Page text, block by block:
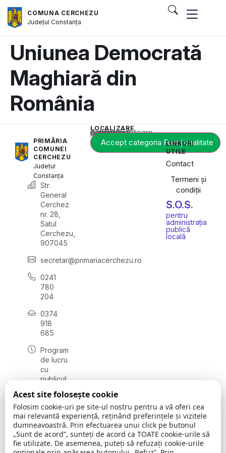
COMUNA CERCHEZU
JudețulConstanța
Uniunea Democrată
Maghiară din
România
PRIMĂRIA
COMUNEI
CERCHEZU
Județul
Constanța
Str.
General
Cerchez
nr. 28,
Satul
Cerchezu,
907045
secretar@primariacerchezu.ro
0241
780
204
0374
918
685
Program
de lucru
cu
publicul:
08:00 -
16:30
, vineri:
08:00 -
14:00
LOCALIZARE
Acest conținut este blocat până când acceptați categoria corespunzătoare de cookie-uri.
Accept categoria Funcționalitate
LINKURI
UTILE
Contact
Termeni și
condiții
S.O.S.
pentru
administrația
publică
locală
Acest site folosește cookie
Folosim cookie-uri pe site-ul nostru pentru a vă oferi cea
mai relevantă experiență, reținând preferințele și vizitele
dumneavoastră. Prin efectuarea unui click pe butonul
„Sunt de acord”, sunteți de acord ca TOATE cookie-urile să
fie utilizate. De asemenea, puteți să refuzați cookie-urile